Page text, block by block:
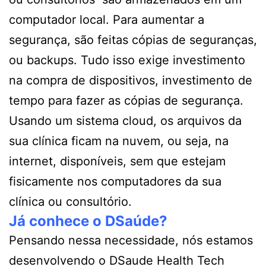
computador local. Para aumentar a
segurança, são feitas cópias de seguranças,
ou backups. Tudo isso exige investimento
na compra de dispositivos, investimento de
tempo para fazer as cópias de segurança.
Usando um sistema cloud, os arquivos da
sua clínica ficam na nuvem, ou seja, na
internet, disponíveis, sem que estejam
fisicamente nos computadores da sua
clínica ou consultório.
Já conhece o DSaúde?
Pensando nessa necessidade, nós estamos
desenvolvendo o DSaude Health Tech